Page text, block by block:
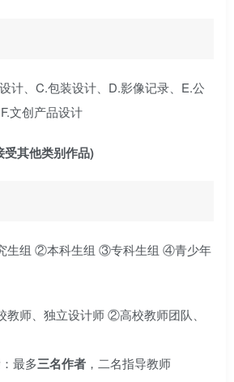
计、C.包装设计、D.影像记录、E.公
文创产品设计
其他类别作品)
生组 ②本科生组 ③专科生组 ④青少年
师、独立设计师 ②高校教师团队、
最多三名作者 ，二名指导教师